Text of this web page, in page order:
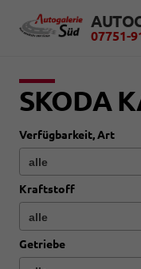
07751-
SKODA
Verfügbarkeit, Art
Kraftstoff
Getriebe